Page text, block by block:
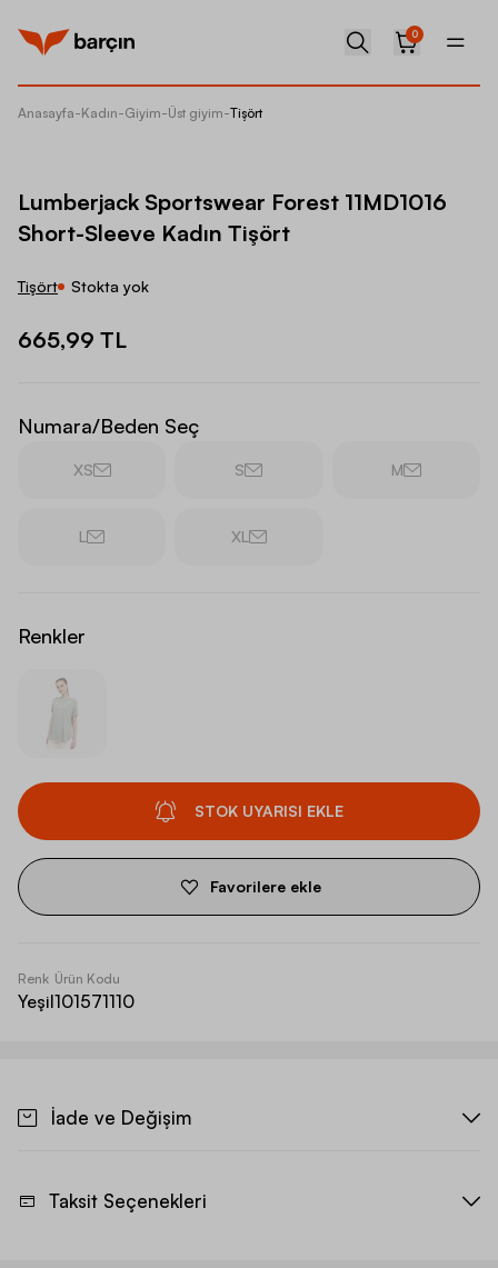
0
Anasayfa-Kadın-Giyim-Üst giyim-Tişört
Lumberjack Sportswear Forest 11MD1016
Short-Sleeve Kadın Tişört
Tişört Stokta yok
665,99 TL
Numara/Beden Seç
XS S M
L XL
Renkler
STOK UYARISI EKLE
Favorilere ekle
Renk
Yeşil
Ürün Kodu
101571110
İade ve Değişim
Taksit Seçenekleri